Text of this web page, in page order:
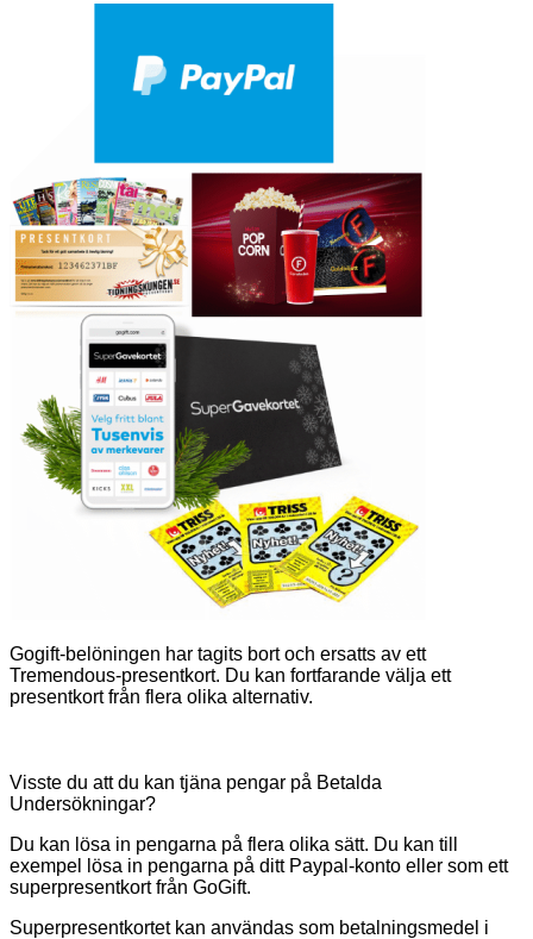
Gogift-belöningen har tagits bort och ersatts av ett
Tremendous-presentkort. Du kan fortfarande välja ett
presentkort från flera olika alternativ.
Visste du att du kan tjäna pengar på Betalda
Undersökningar?
Du kan lösa in pengarna på flera olika sätt. Du kan till
exempel lösa in pengarna på ditt Paypal-konto eller som ett
superpresentkort från GoGift.
Superpresentkortet kan användas som betalningsmedel i